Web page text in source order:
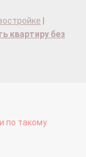
квартиру без
по такому